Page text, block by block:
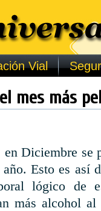
Vial
mes más
en Diciembre se
Esto es así
lógico de
más alcohol